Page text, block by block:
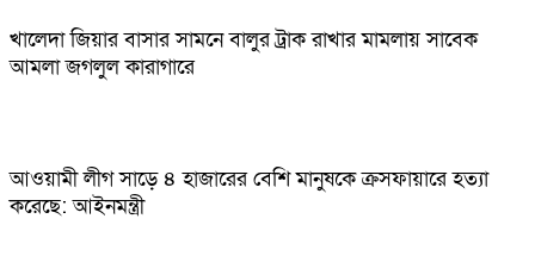
খালেদা জিয়ার বাসার সামনে বালুর ট্রাক রাখার মামলায় সাবেক
আমলা জগলুল কারাগারে
আওয়ামী লীগ সাড়ে ৪ হাজারের বেশি মানুষকে ক্রসফায়ারে হত্যা
করেছে: আইনমন্ত্রী